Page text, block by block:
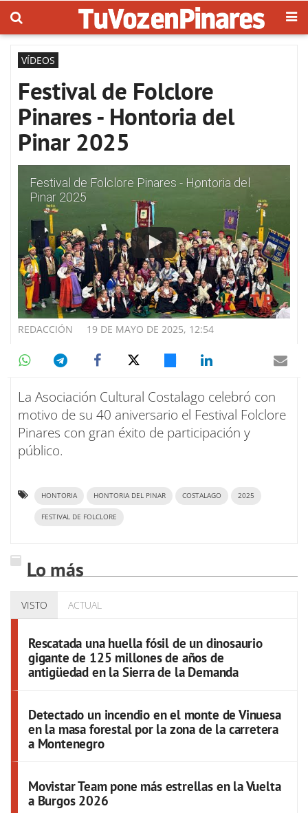
VÍDEOS
Festival de Folclore
Pinares - Hontoria del
Pinar 2025
Festival de Folclore Pinares - Hontoria del
Pinar 2025
19 DE MAYO DE 2025, 12:54
REDACCIÓN
La Asociación Cultural Costalago celebró con
motivo de su 40 aniversario el Festival Folclore
Pinares con gran éxito de participación y
público.
HONTORIA HONTORIA DEL PINAR COSTALAGO 2025
FESTIVAL DE FOLCLORE
Lo más
VISTO ACTUAL
Rescatada una huella fósil de un dinosaurio
gigante de 125 millones de años de
antigüedad en la Sierra de la Demanda
Detectado un incendio en el monte de Vinuesa
en la masa forestal por la zona de la carretera
a Montenegro
Movistar Team pone más estrellas en la Vuelta
a Burgos 2026